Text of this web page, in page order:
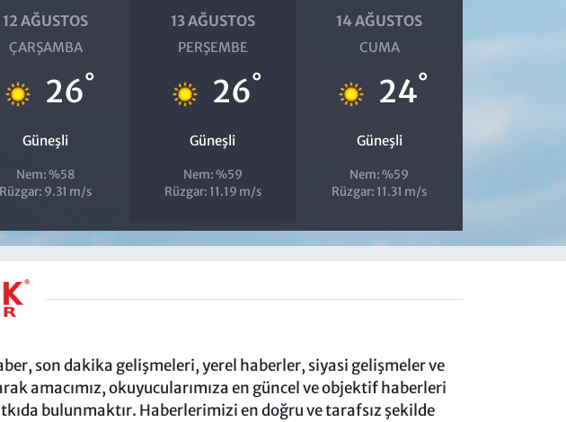
12 AĞUSTOS
ÇARŞAMBA
26°
Güneşli
Nem: %58
Rüzgar: 9.31 m/s
13 AĞUSTOS
PERŞEMBE
26°
Güneşli
Nem: %59
Rüzgar: 11.19 m/s
14 AĞUSTOS
CUMA
24°
Güneşli
Nem: %59
Rüzgar: 11.31 m/s
son dakika gelişmeleri, yerel haberler, siyasi gelişmeler ve
amacımız, okuyucularımıza en güncel ve objektif haberleri
bulunmaktır. Haberlerimizi en doğru ve tarafsız şekilde